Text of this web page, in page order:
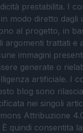
prestabilita. I
modo diretto dagli
al progetto, in
argomenti trattati e
immagini
generate o
artificiale. I
blog sono
nei singoli
Attribuzione
quindi consentita